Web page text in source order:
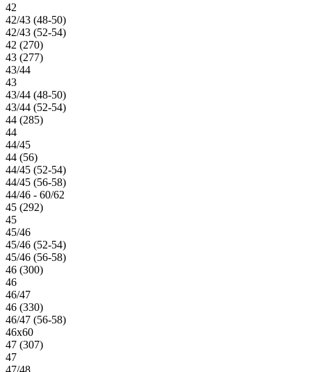
42
42/43 (48-50)
42/43 (52-54)
42 (270)
43 (277)
43/44
43
43/44 (48-50)
43/44 (52-54)
44 (285)
44
44/45
44 (56)
44/45 (52-54)
44/45 (56-58)
44/46 - 60/62
45 (292)
45
45/46
45/46 (52-54)
45/46 (56-58)
46 (300)
46
46/47
46 (330)
46/47 (56-58)
46х60
47 (307)
47
47/48